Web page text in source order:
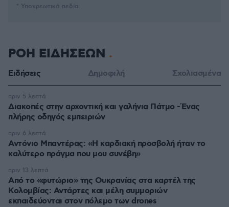
* Υποχρεωτικά πεδία
ΡΟΗ ΕΙΔΗΣΕΩΝ
Ειδήσεις Δημοφιλή Σχολιασμένα
Διακοπές στην αρχοντική και γαλήνια Πάτμο -Ένας
πλήρης οδηγός εμπειριών
πριν 5 λεπτά
Αντόνιο Μπαντέρας: «Η καρδιακή προσβολή ήταν το
καλύτερο πράγμα που μου συνέβη»
πριν 6 λεπτά
Από το «φυτώριο» της Ουκρανίας στα καρτέλ της
Κολομβίας: Αντάρτες και μέλη συμμοριών
εκπαιδεύονται στον πόλεμο των drones
πριν 13 λεπτά